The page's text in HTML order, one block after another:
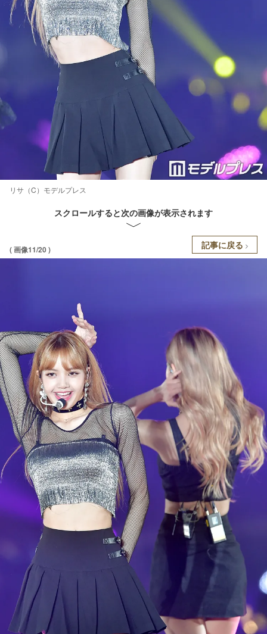
リサ（C）モデルプレス
スクロールすると次の画像が表示されます
( 画像11/20 ) 記事に戻る